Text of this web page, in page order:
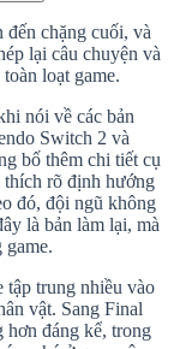
chặng cuối, và
lại câu chuyện và
loạt game.
nói về các bản
Switch 2 và
bố thêm chi tiết cụ
thích rõ định hướng
đó, đội ngũ không
là bản làm lại, mà
tập trung nhiều vào
vật. Sang Final
đáng kể, trong